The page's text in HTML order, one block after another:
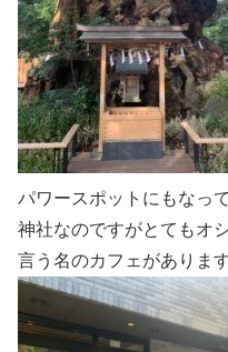
パワースポットにもなっ
神社なのですがとてもオ
言う名のカフェがあります